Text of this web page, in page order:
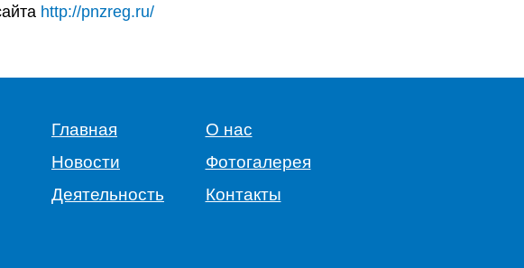
http://pnzreg.ru/
Главная
О нас
Новости
Фотогалерея
Деятельность
Контакты